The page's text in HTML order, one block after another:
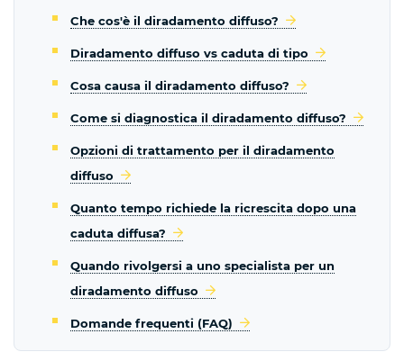
Che cos'è il diradamento diffuso?
Diradamento diffuso vs caduta di tipo
Cosa causa il diradamento diffuso?
Come si diagnostica il diradamento diffuso?
Opzioni di trattamento per il diradamento
diffuso
Quanto tempo richiede la ricrescita dopo una
caduta diffusa?
Quando rivolgersi a uno specialista per un
diradamento diffuso
Domande frequenti (FAQ)